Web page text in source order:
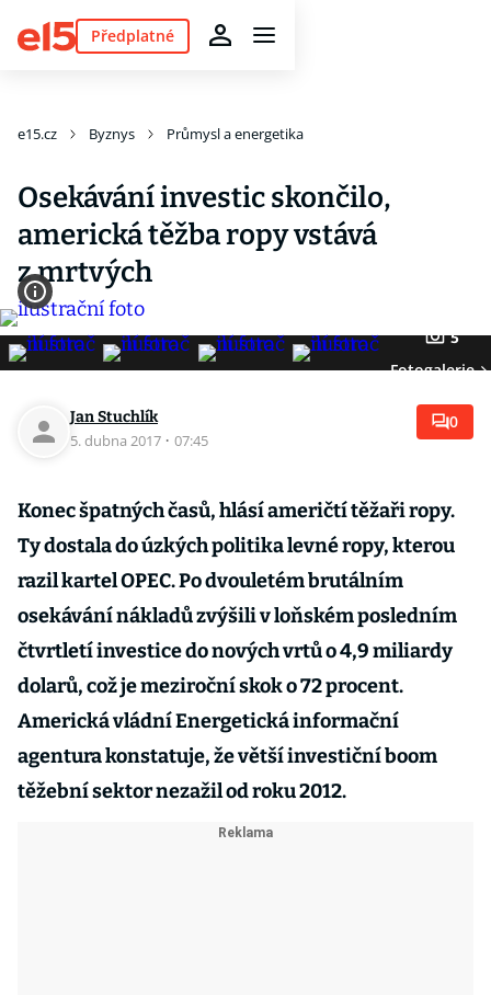
Předplatné
e15.cz Byznys Průmysl a energetika
Osekávání investic skončilo,
americká těžba ropy vstává
z mrtvých
5
Fotogalerie
Jan Stuchlík
5. dubna 2017 · 07:45
0
Konec špatných časů, hlásí američtí těžaři ropy.
Ty dostala do úzkých politika levné ropy, kterou
razil kartel OPEC. Po dvouletém brutálním
osekávání nákladů zvýšili v loňském posledním
čtvrtletí investice do nových vrtů o 4,9 miliardy
dolarů, což je meziroční skok o 72 procent.
Americká vládní Energetická informační
agentura konstatuje, že větší investiční boom
těžební sektor nezažil od roku 2012.